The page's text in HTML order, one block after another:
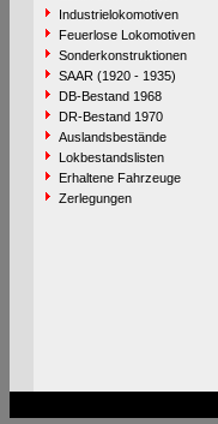
Industrielokomotiven
Feuerlose Lokomotiven
Sonderkonstruktionen
SAAR (1920 - 1935)
DB-Bestand 1968
DR-Bestand 1970
Auslandsbestände
Lokbestandslisten
Erhaltene Fahrzeuge
Zerlegungen